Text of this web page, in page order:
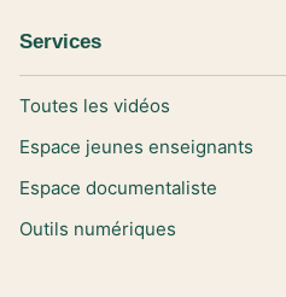
Services
Toutes les vidéos
Espace jeunes enseignants
Espace documentaliste
Outils numériques